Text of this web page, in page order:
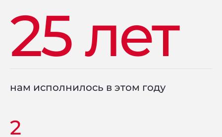
25 лет
нам исполнилось в этом году
2